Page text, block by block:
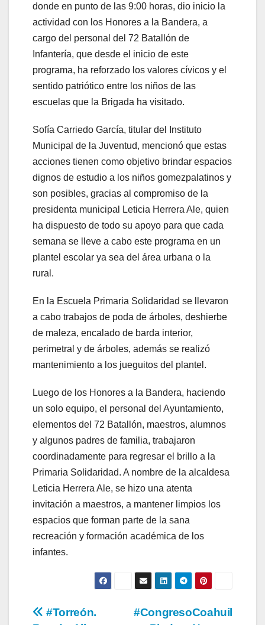
donde en punto de las 9:00 horas, dio inicio la
actividad con los Honores a la Bandera, a
cargo del personal del 72 Batallón de
Infantería, que desde el inicio de este
programa, ha reforzado los valores cívicos y el
sentido patriótico entre los niños de las
escuelas que la Brigada ha visitado.
Sofía Carriedo García, titular del Instituto
Municipal de la Juventud, mencionó que estas
acciones tienen como objetivo brindar espacios
dignos de estudio a los niños gomezpalatinos y
son posibles, gracias al compromiso de la
presidenta municipal Leticia Herrera Ale, quien
ha dispuesto de todo su apoyo para que cada
semana se lleve a cabo este programa en un
plantel escolar ya sea del área urbana o la
rural.
En la Escuela Primaria Solidaridad se llevaron
a cabo trabajos de poda de árboles, deshierbe
de maleza, encalado de barda interior,
perimetral y de árboles, además se realizó
mantenimiento a los jueguitos del plantel.
Luego de los Honores a la Bandera, haciendo
un solo equipo, el personal del Ayuntamiento,
elementos del 72 Batallón, maestros, alumnos
y algunos padres de familia, trabajaron
coordinadamente para regresar el brillo a la
Primaria Solidaridad. A nombre de la alcaldesa
Leticia Herrera Ale, se hizo una atenta
invitación a maestros, a mantener limpios los
espacios que forman parte de la sana
recreación y formación académica de los
infantes.
Navegación#CongresoCoahuil
#Torreón.